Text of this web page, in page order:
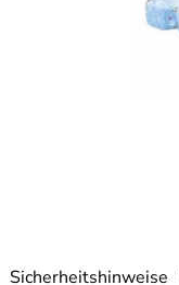
Sicherheitshinweise